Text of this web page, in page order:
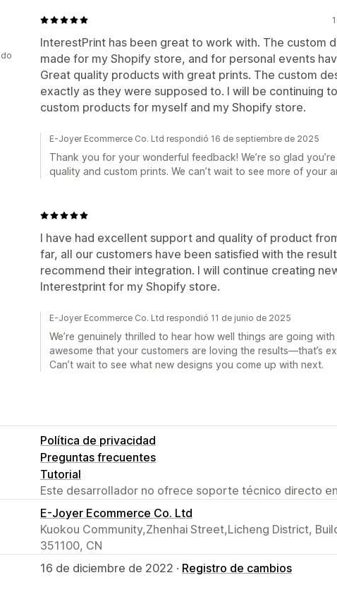
InterestPrint has been great to work with. The custom
made for my Shopify store, and for personal events
Great quality products with great prints. The custom
exactly as they were supposed to. I will be continuing
custom products for myself and my Shopify store.
E-Joyer Ecommerce Co. Ltd respondió 16 de septiembre de 2025
Thank you for your wonderful feedback! We’re so glad
quality and custom prints. We can’t wait to see more of your
I have had excellent support and quality of product
far, all our customers have been satisfied with the
recommend their integration. I will continue creating
Interestprint for my Shopify store.
E-Joyer Ecommerce Co. Ltd respondió 11 de junio de 2025
We’re genuinely thrilled to hear how well things are going with
awesome that your customers are loving the results—that’s
Can’t wait to see what new designs you come up with next.
Política de privacidad
Preguntas frecuentes
Tutorial
Este desarrollador no ofrece soporte técnico directo
E-Joyer Ecommerce Co. Ltd
Kuokou Community,Zhenhai Street,Licheng District,
351100, CN
16 de diciembre de 2022 · Registro de cambios